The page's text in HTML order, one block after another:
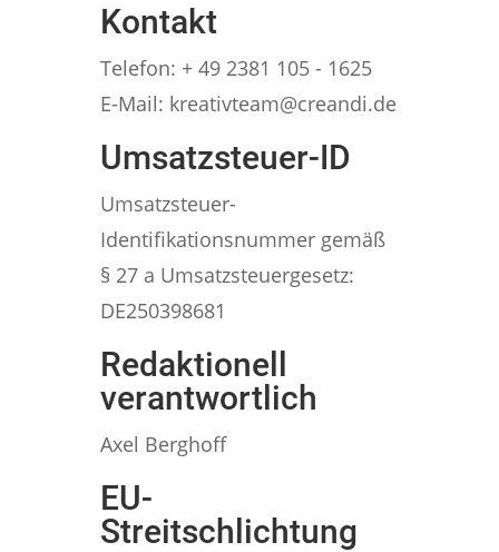
Kontakt
Telefon: + 49 2381 105 - 1625
E-Mail: kreativteam@creandi.de
Umsatzsteuer-ID
Umsatzsteuer-
Identifikationsnummer gemäß
§ 27 a Umsatzsteuergesetz:
DE250398681
Redaktionell
verantwortlich
Axel Berghoff
EU-
Streitschlichtung